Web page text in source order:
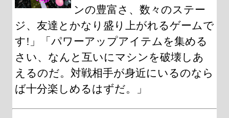
ンの豊富さ、数々のステー
ジ、友達とかなり盛り上がれるゲームで
す!」「パワーアップアイテムを集める
さい、なんと互いにマシンを破壊しあ
えるのだ。対戦相手が身近にいるのなら
ば十分楽しめるはずだ。」